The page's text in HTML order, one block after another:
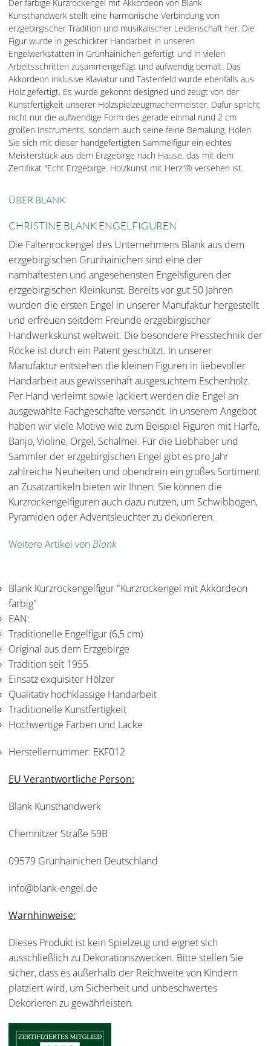
Der farbige Kurzrockengel mit Akkordeon von Blank
Kunsthandwerk stellt eine harmonische Verbindung von
erzgebirgischer Tradition und musikalischer Leidenschaft her. Die
Figur wurde in geschickter Handarbeit in unseren
Engelwerkstätten in Grünhainichen gefertigt und in vielen
Arbeitsschritten zusammengefügt und aufwendig bemalt. Das
Akkordeon inklusive Klaviatur und Tastenfeld wurde ebenfalls aus
Holz gefertigt. Es wurde gekonnt designed und zeugt von der
Kunstfertigkeit unserer Holzspielzeugmachermeister. Dafür spricht
nicht nur die aufwendige Form des gerade einmal rund 2 cm
großen Instruments, sondern auch seine feine Bemalung. Holen
Sie sich mit dieser handgefertigten Sammelfigur ein echtes
Meisterstück aus dem Erzgebirge nach Hause, das mit dem
Zertifikat "Echt Erzgebirge. Holzkunst mit Herz"® versehen ist.
ÜBER BLANK
CHRISTINE BLANK ENGELFIGUREN
Die Faltenrockengel des Unternehmens Blank aus dem
erzgebirgischen Grünhainichen sind eine der
namhaftesten und angesehensten Engelsfiguren der
erzgebirgischen Kleinkunst. Bereits vor gut 50 Jahren
wurden die ersten Engel in unserer Manufaktur hergestellt
und erfreuen seitdem Freunde erzgebirgischer
Handwerkskunst weltweit. Die besondere Presstechnik der
Röcke ist durch ein Patent geschützt. In unserer
Manufaktur entstehen die kleinen Figuren in liebevoller
Handarbeit aus gewissenhaft ausgesuchtem Eschenholz.
Per Hand verleimt sowie lackiert werden die Engel an
ausgewählte Fachgeschäfte versandt. In unserem Angebot
haben wir viele Motive wie zum Beispiel Figuren mit Harfe,
Banjo, Violine, Orgel, Schalmei. Für die Liebhaber und
Sammler der erzgebirgischen Engel gibt es pro Jahr
zahlreiche Neuheiten und obendrein ein großes Sortiment
an Zusatzartikeln bieten wir Ihnen. Sie können die
Kurzrockengelfiguren auch dazu nutzen, um Schwibbögen,
Pyramiden oder Adventsleuchter zu dekorieren.
Weitere Artikel vonBlank
Blank Kurzrockengelfigur "Kurzrockengel mit Akkordeon
farbig"
EAN:
Traditionelle Engelfigur (6,5 cm)
Original aus dem Erzgebirge
Tradition seit 1955
Einsatz exquisiter Hölzer
Qualitativ hochklassige Handarbeit
Traditionelle Kunstfertigkeit
Hochwertige Farben und Lacke
Herstellernummer: EKF012
EU Verantwortliche Person:
Blank Kunsthandwerk
Chemnitzer Straße 59B
09579 Grünhainichen Deutschland
info@blank-engel.de
Warnhinweise:
Dieses Produkt ist kein Spielzeug und eignet sich
ausschließlich zu Dekorationszwecken. Bitte stellen Sie
sicher, dass es außerhalb der Reichweite von Kindern
platziert wird, um Sicherheit und unbeschwertes
Dekorieren zu gewährleisten.